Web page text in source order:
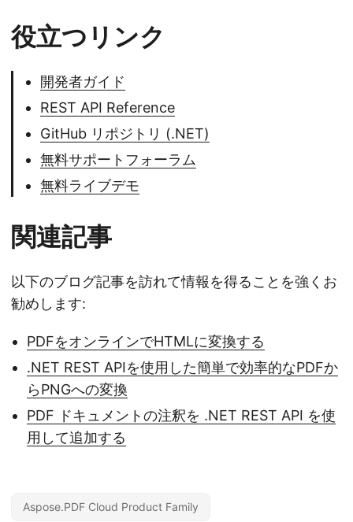
役立つリンク
開発者ガイド
REST API Reference
GitHub リポジトリ (.NET)
無料サポートフォーラム
無料ライブデモ
関連記事
以下のブログ記事を訪れて情報を得ることを強くお
勧めします:
PDFをオンラインでHTMLに変換する
.NET REST APIを使用した簡単で効率的なPDFか
らPNGへの変換
PDF ドキュメントの注釈を .NET REST API を使
用して追加する
Aspose.PDF Cloud Product Family